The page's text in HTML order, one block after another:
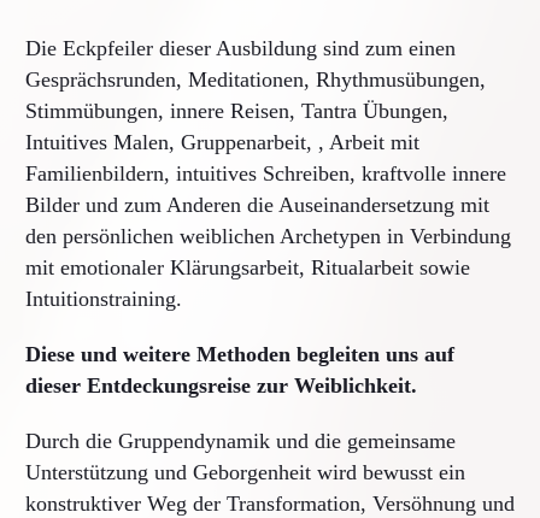
Die Eckpfeiler dieser Ausbildung sind zum einen
Gesprächsrunden, Meditationen, Rhythmusübungen,
Stimmübungen, innere Reisen, Tantra Übungen,
Intuitives Malen, Gruppenarbeit, , Arbeit mit
Familienbildern, intuitives Schreiben, kraftvolle innere
Bilder und zum Anderen die Auseinandersetzung mit
den persönlichen weiblichen Archetypen in Verbindung
mit emotionaler Klärungsarbeit, Ritualarbeit sowie
Intuitionstraining.
Diese und weitere Methoden begleiten uns auf
dieser Entdeckungsreise zur Weiblichkeit.
Durch die Gruppendynamik und die gemeinsame
Unterstützung und Geborgenheit wird bewusst ein
konstruktiver Weg der Transformation, Versöhnung und